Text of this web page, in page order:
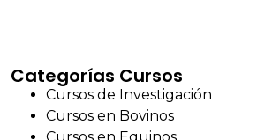
Categorías Cursos
Cursos de Investigación
Cursos en Bovinos